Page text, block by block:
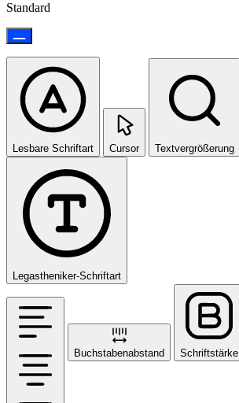
Standard
Lesbare Schriftart Cursor Textvergrößerung
Legastheniker-Schriftart
Buchstabenabstand Schriftstärke